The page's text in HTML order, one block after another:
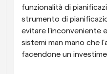
funzionalità di
strumento di
evitare l'inconveniente
sistemi man mano che
facendone un